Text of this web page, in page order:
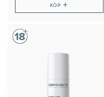
KÖP+